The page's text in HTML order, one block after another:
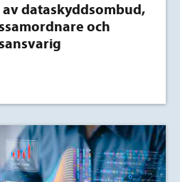
dataskyddsombud,
och